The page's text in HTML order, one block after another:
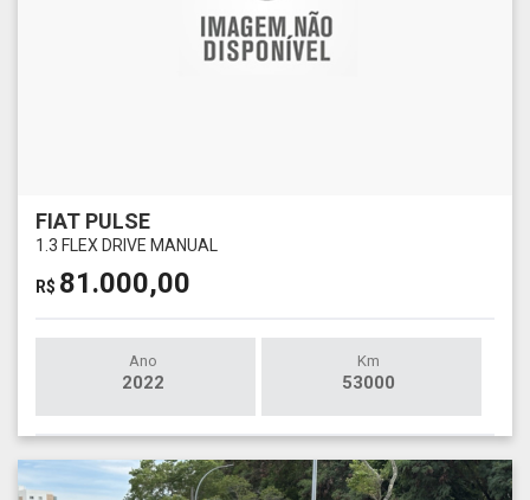
FIAT PULSE
1.3 FLEX DRIVE MANUAL
R$ 81.000,00
Ano
2022
Km
53000